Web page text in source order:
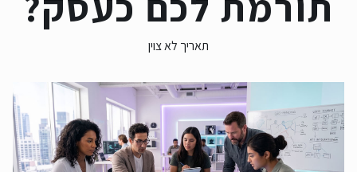
תאריך לא צוין